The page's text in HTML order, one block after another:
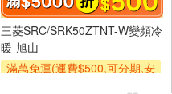
三菱SRC/SRK50ZTNT-W變頻冷
暖-旭山
滿萬免運(運費$500,可分期,安